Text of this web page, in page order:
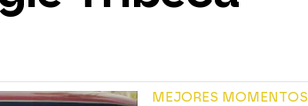
MEJORES MOMENTOS